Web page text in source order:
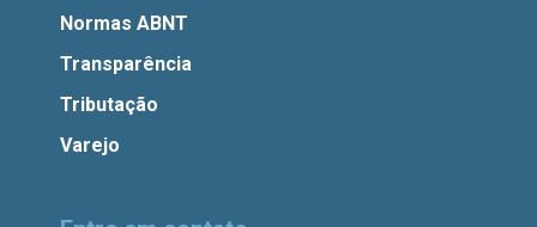
Normas ABNT
Transparência
Tributação
Varejo